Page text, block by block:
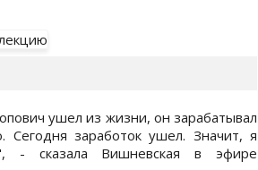
ушел из жизни, он зарабатывал
заработок ушел. Значит, я
- сказала Вишневская в эфире